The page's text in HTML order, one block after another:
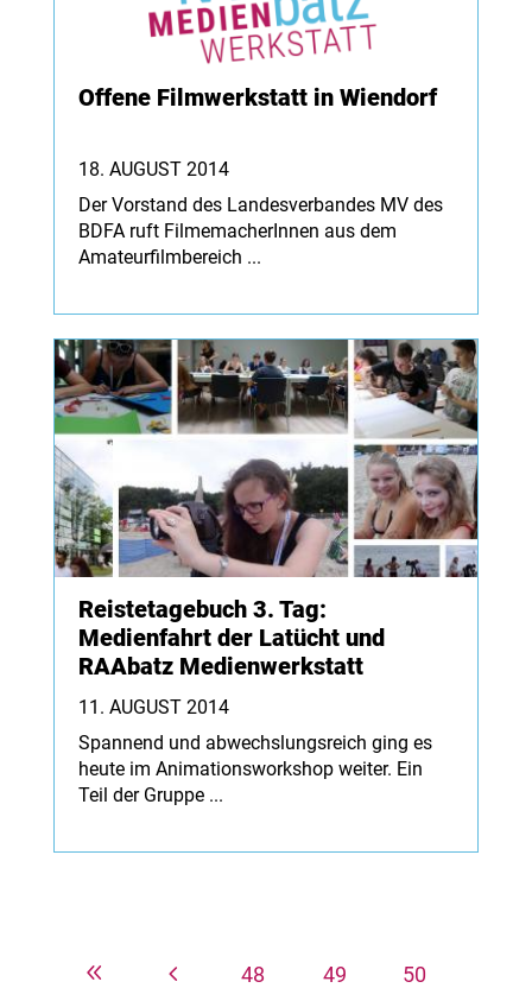
Offene Filmwerkstatt in Wiendorf
18. AUGUST 2014
Der Vorstand des Landesverbandes MV des
BDFA ruft FilmemacherInnen aus dem
Amateurfilmbereich ...
Reistetagebuch 3. Tag:
Medienfahrt der Latücht und
RAAbatz Medienwerkstatt
11. AUGUST 2014
Spannend und abwechslungsreich ging es
heute im Animationsworkshop weiter. Ein
Teil der Gruppe ...
8 4 48 49 50